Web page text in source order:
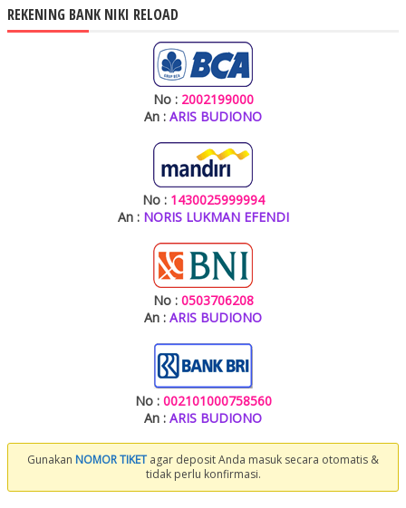
REKENING BANK NIKI RELOAD
No : 2002199000
An : ARIS BUDIONO
No : 1430025999994
An : NORIS LUKMAN EFENDI
No : 0503706208
An : ARIS BUDIONO
No : 002101000758560
An : ARIS BUDIONO
Gunakan NOMOR TIKET agar deposit Anda masuk secara otomatis &
tidak perlu konfirmasi.